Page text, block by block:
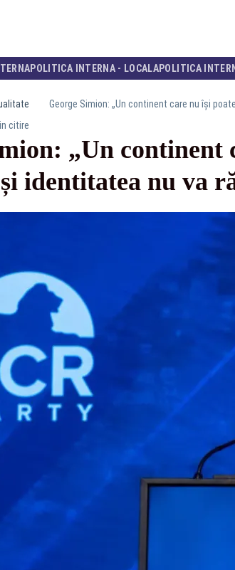
POLITICA INTERNA - LOCALAPOLITICA
George Simion: „Un continent care nu își
citire
„Un continent
identitatea nu va